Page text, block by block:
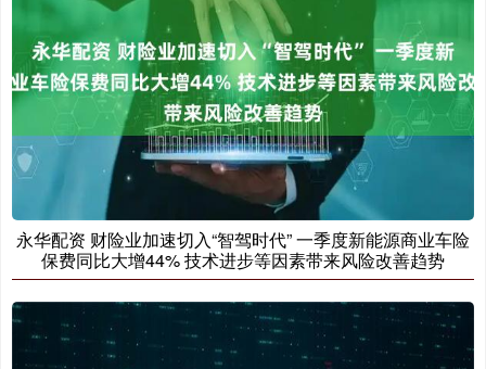
永华配资 财险业加速切入“智驾时代” 一季度新能源商业车险
保费同比大增44% 技术进步等因素带来风险改善趋势